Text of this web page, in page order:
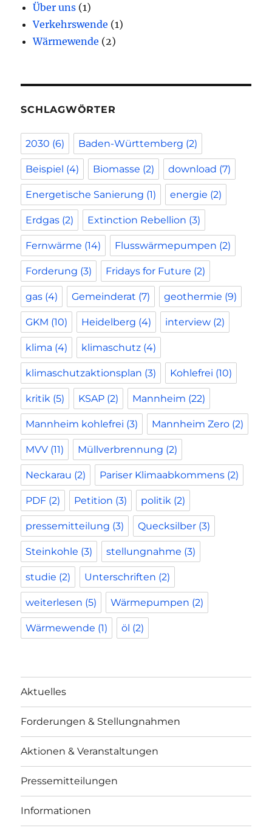
Über uns (1)
Verkehrswende (1)
Wärmewende (2)
SCHLAGWÖRTER
2030 (6) Baden-Württemberg (2)
Beispiel (4) Biomasse (2) download (7)
Energetische Sanierung (1) energie (2)
Erdgas (2) Extinction Rebellion (3)
Fernwärme (14) Flusswärmepumpen (2)
Forderung (3) Fridays for Future (2)
gas (4) Gemeinderat (7) geothermie (9)
GKM (10) Heidelberg (4) interview (2)
klima (4) klimaschutz (4)
klimaschutzaktionsplan (3) Kohlefrei (10)
kritik (5) KSAP (2) Mannheim (22)
Mannheim kohlefrei (3) Mannheim Zero (2)
MVV (11) Müllverbrennung (2)
Neckarau (2) Pariser Klimaabkommens (2)
PDF (2) Petition (3) politik (2)
pressemitteilung (3) Quecksilber (3)
Steinkohle (3) stellungnahme (3)
studie (2) Unterschriften (2)
weiterlesen (5) Wärmepumpen (2)
Wärmewende (1) öl (2)
Aktuelles
Forderungen & Stellungnahmen
Aktionen & Veranstaltungen
Pressemitteilungen
Informationen